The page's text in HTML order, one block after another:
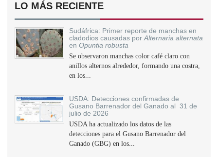
LO MÁS RECIENTE
Sudáfrica: Primer reporte de manchas en
cladodios causadas por Alternaria alternata
en Opuntia robusta
Se observaron manchas color café claro con
anillos alternos alrededor, formando una costra,
en los...
USDA: Detecciones confirmadas de
Gusano Barrenador del Ganado al 31 de
julio de 2026
USDA ha actualizado los datos de las
detecciones para el Gusano Barrenador del
Ganado (GBG) en los...